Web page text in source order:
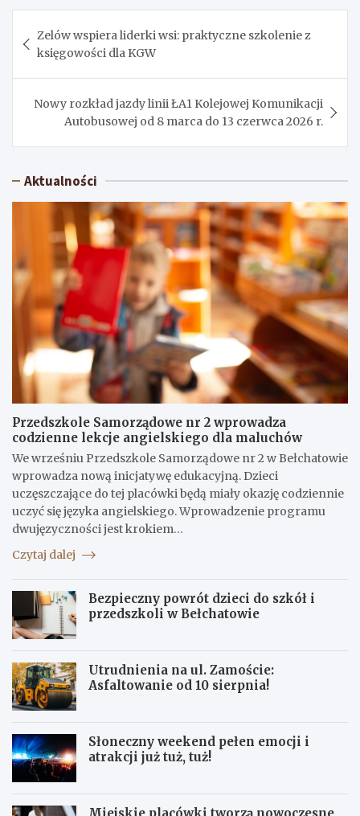
wpisu
Zelów wspiera liderki wsi: praktyczne szkolenie z
księgowości dla KGW
Nowy rozkład jazdy linii ŁA1 Kolejowej Komunikacji
Autobusowej od 8 marca do 13 czerwca 2026 r.
Aktualności
Przedszkole Samorządowe nr 2 wprowadza
codzienne lekcje angielskiego dla maluchów
We wrześniu Przedszkole Samorządowe nr 2 w Bełchatowie
wprowadza nową inicjatywę edukacyjną. Dzieci
uczęszczające do tej placówki będą miały okazję codziennie
uczyć się języka angielskiego. Wprowadzenie programu
dwujęzyczności jest krokiem…
Czytaj dalej
Bezpieczny powrót dzieci do szkół i
przedszkoli w Bełchatowie
Utrudnienia na ul. Zamoście:
Asfaltowanie od 10 sierpnia!
Słoneczny weekend pełen emocji i
atrakcji już tuż, tuż!
Miejskie placówki tworzą nowoczesne